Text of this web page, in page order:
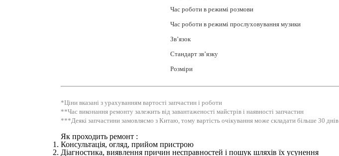
Час роботи в режимі розмови
Час роботи в режимі прослуховування музики
Зв’язок
Стандарт зв’язку
Розміри
*Ціни вказані з урахуванням вартості запчастин і роботи
**Час виконання ремонту залежить від завантаженості майстрів і наявності запчастин
***Деякі запчастини замовляємо з Китаю, тому вартість очікування може складати більше 30 днів
Як проходить ремонт :
Консультація, огляд, прийом пристрою
Діагностика, виявлення причин несправностей і пошук шляхів їх усунення